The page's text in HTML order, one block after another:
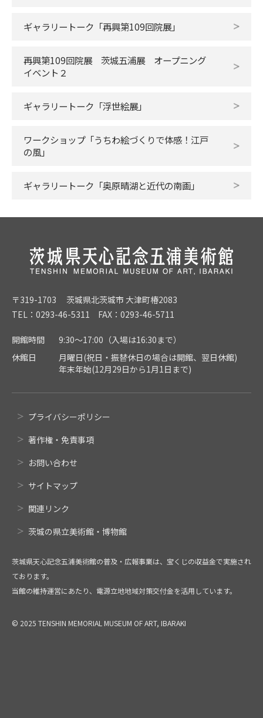
ギャラリートーク「再興第109回院展」
再興第109回院展 茨城五浦展 オープニング
イベント２
ギャラリートーク「浮世絵展」
ワークショップ「うちわ絵づくりで体感！江戸
の風」
ギャラリートーク「奥原晴湖と近代の南画」
〒319-1703 茨城県北茨城市 大津町椿2083
TEL：0293-46-5311 FAX：0293-46-5711
開館時間
9:30～17:00（入場は16:30まで）
休館日
月曜日(祝日・振替休日の場合は開館、翌日休館)
年末年始(12月29日から1月1日まで)
プライバシーポリシー
著作権・免責事項
お問い合わせ
サイトマップ
関連リンク
茨城の県立美術館・博物館
茨城県天心記念五浦美術館の普及・広報事業は、宝くじの収益金で実施され
ております。
当館の維持運営にあたり、電源立地地域対策交付金を活用しています。
© 2025 TENSHIN MEMORIAL MUSEUM OF ART, IBARAKI